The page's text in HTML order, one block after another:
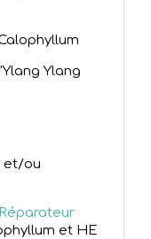
Ylang
et/ou
et HE